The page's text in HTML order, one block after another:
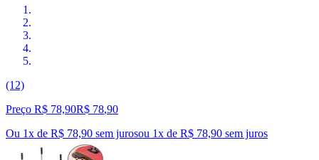
(12)
Preço R$ 78,90R$ 78,90
Ou 1x de R$ 78,90 sem jurosou 1x de R$ 78,90 sem juros